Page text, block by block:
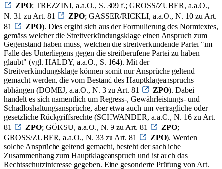
ZPO; TREZZINI, a.a.O., S. 309 f.; GROSS/ZUBER, a.a.O.,
N. 31 zu Art. 81
ZPO; GASSER/RICKLI, a.a.O., N. 10 zu Art.
81
ZPO). Dies ergibt sich aus der Formulierung des Normtextes,
gemäss welcher die Streitverkündungsklage einen Anspruch zum
Gegenstand haben muss, welchen die streitverkündende Partei "im
Falle des Unterliegens gegen die streitberufene Partei zu haben
glaubt" (vgl. HALDY, a.a.O., S. 164). Mit der
Streitverkündungsklage können somit nur Ansprüche geltend
gemacht werden, die vom Bestand des Hauptklageanspruchs
abhängen (DOMEJ, a.a.O., N. 3 zu Art. 81
ZPO). Dabei
handelt es sich namentlich um Regress-, Gewährleistungs- und
Schadloshaltungsansprüche, aber etwa auch um vertragliche oder
gesetzliche Rückgriffsrechte (SCHWANDER, a.a.O., N. 16 zu Art.
81
ZPO; GÖKSU, a.a.O., N. 9 zu Art. 81 ZPO;
GROSS/ZUBER, a.a.O., N. 33 zu Art. 81
ZPO). Werden
solche Ansprüche geltend gemacht, besteht der sachliche
Zusammenhang zum Hauptklageanspruch und ist auch das
Rechtsschutzinteresse gegeben. Eine gesonderte Prüfung von Art.